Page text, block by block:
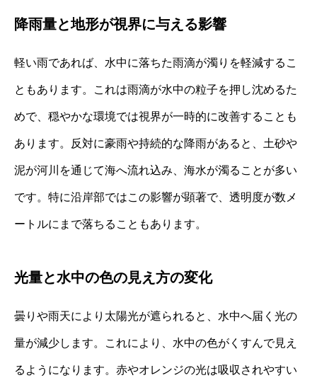
降雨量と地形が視界に与える影響
軽い雨であれば、水中に落ちた雨滴が濁りを軽減するこ
ともあります。これは雨滴が水中の粒子を押し沈めるた
めで、穏やかな環境では視界が一時的に改善することも
あります。反対に豪雨や持続的な降雨があると、土砂や
泥が河川を通じて海へ流れ込み、海水が濁ることが多い
です。特に沿岸部ではこの影響が顕著で、透明度が数メ
ートルにまで落ちることもあります。
光量と水中の色の見え方の変化
曇りや雨天により太陽光が遮られると、水中へ届く光の
量が減少します。これにより、水中の色がくすんで見え
るようになります。赤やオレンジの光は吸収されやすい